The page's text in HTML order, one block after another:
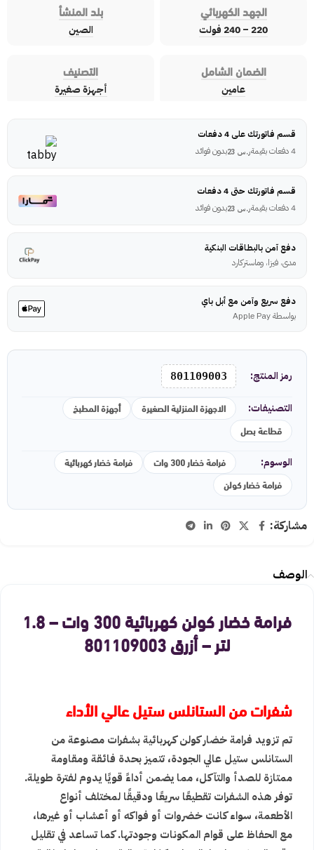
الجهد الكهربائي
220 – 240 فولت
بلد المنشأ
الصين
الضمان الشامل
عامين
التصنيف
أجهزة صغيرة
قسم فاتورتك على 4 دفعات
4 دفعات بقيمة
ر.س بدون فوائد
قسم فاتورتك حتى 4 دفعات
4 دفعات بقيمة
ر.س بدون فوائد
دفع آمن بالبطاقات البنكية
مدى، فيزا، وماستركارد
دفع سريع وآمن مع أبل باي
بواسطة Apple Pay
رمز المنتج: 801109003
التصنيفات: الاجهزة المنزلية الصغيرة
أجهزة المطبخ
قطاعة بصل
الوسوم: فرامة خضار 300 وات
فرامة خضار كهربائية
فرامة خضار كولن
مشاركة:
الوصف
فرامة خضار كولن كهربائية 300 وات – 1.8
لتر – أزرق 801109003
شفرات من الستانلس ستيل عالي الأداء
تم تزويد فرامة خضار كولن كهربائية بشفرات مصنوعة من
الستانلس ستيل عالي الجودة، تتميز بحدة فائقة ومقاومة
ممتازة للصدأ والتآكل، مما يضمن أداءً قويًا يدوم لفترة طويلة.
توفر هذه الشفرات تقطيعًا سريعًا ودقيقًا لمختلف أنواع
الأطعمة، سواء كانت خضروات أو فواكه أو أعشاب أو غيرها،
مع الحفاظ على قوام المكونات وجودتها. كما تساعد في تقليل